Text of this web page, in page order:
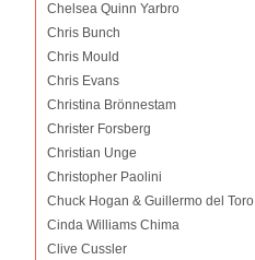
Chelsea Quinn Yarbro
Chris Bunch
Chris Mould
Chris Evans
Christina Brönnestam
Christer Forsberg
Christian Unge
Christopher Paolini
Chuck Hogan & Guillermo del Toro
Cinda Williams Chima
Clive Cussler